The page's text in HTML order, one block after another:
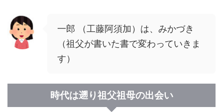
一郎 （工藤阿須加）は、みかづき
（祖父が書いた書で変わっていきま
す）
時代は遡り祖父祖母の出会い